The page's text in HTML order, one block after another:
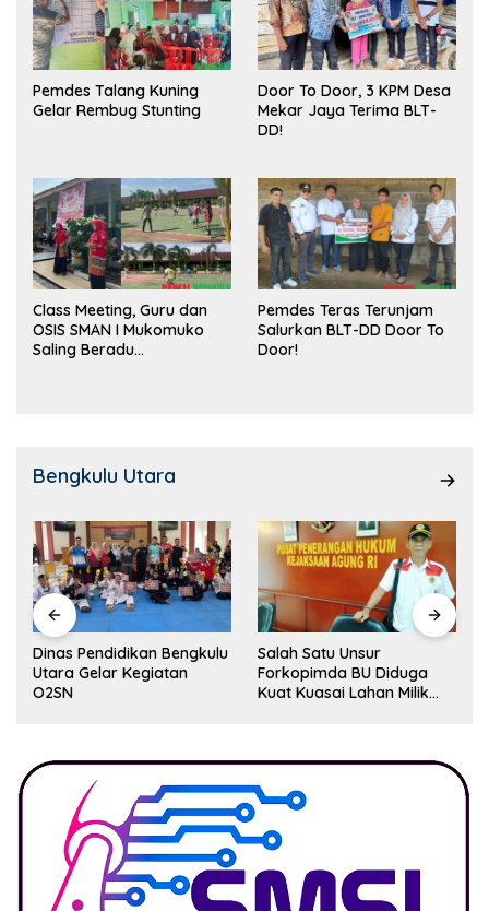
Pemdes Talang Kuning
Gelar Rembug Stunting
Door To Door, 3 KPM Desa
Mekar Jaya Terima BLT-
DD!
Class Meeting, Guru dan
OSIS SMAN I Mukomuko
Saling Beradu
Pemdes Teras Terunjam
Salurkan BLT-DD Door To
Door!
Bengkulu Utara
Dinas Pendidikan Bengkulu
Utara Gelar Kegiatan
O2SN
Salah Satu Unsur
Forkopimda BU Diduga
Kuat Kuasai Lahan Milik